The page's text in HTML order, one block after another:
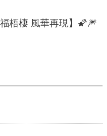
梧棲 風華再現】🌠🎆